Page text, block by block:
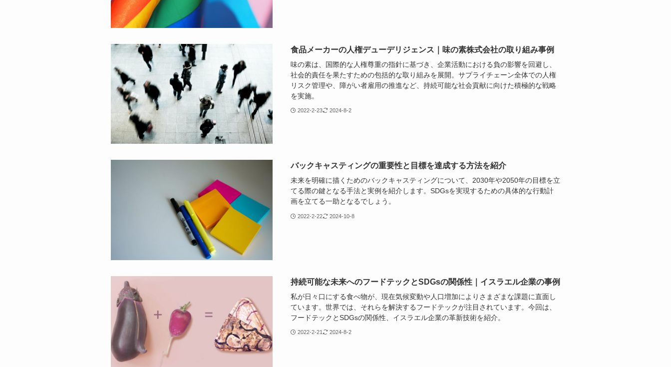
2022-2-23 2024-8-2
食品メーカーの人権デューデリジェンス｜味の素株式会社の取り組み事例
味の素は、国際的な人権尊重の指針に基づき、企業活動における負の影響を回避し、
社会的責任を果たすための包括的な取り組みを展開。サプライチェーン全体での人権
リスク管理や、障がい者雇用の推進など、持続可能な社会貢献に向けた積極的な戦略
を実施。
2022-2-22 2024-10-8
バックキャスティングの重要性と目標を達成する方法を紹介
未来を明確に描くためのバックキャスティングについて、2030年や2050年の目標を立
てる際の鍵となる手法と実例を紹介します。SDGsを実現するための具体的な行動計
画を立てる一助となるでしょう。
2022-2-21 2024-8-2
持続可能な未来へのフードテックとSDGsの関係性｜イスラエル企業の事例
私が日々口にする食べ物が、現在気候変動や人口増加によりさまざまな課題に直面し
ています。世界では、それらを解決するフードテックが注目されています。今回は、
フードテックとSDGsの関係性、イスラエル企業の革新技術を紹介。